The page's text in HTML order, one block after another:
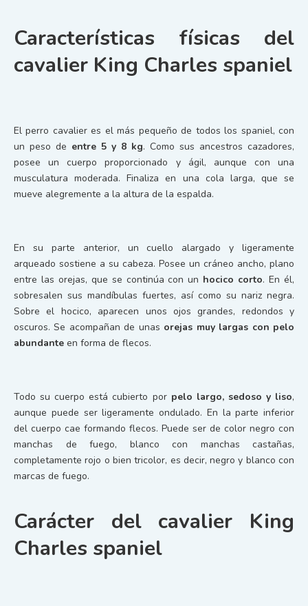
Características físicas del
cavalier King Charles spaniel
El perro cavalier es el más pequeño de todos los spaniel, con
un peso de entre 5 y 8 kg. Como sus ancestros cazadores,
posee un cuerpo proporcionado y ágil, aunque con una
musculatura moderada. Finaliza en una cola larga, que se
mueve alegremente a la altura de la espalda.
En su parte anterior, un cuello alargado y ligeramente
arqueado sostiene a su cabeza. Posee un cráneo ancho, plano
entre las orejas, que se continúa con un hocico corto. En él,
sobresalen sus mandíbulas fuertes, así como su nariz negra.
Sobre el hocico, aparecen unos ojos grandes, redondos y
oscuros. Se acompañan de unas orejas muy largas con pelo
abundante en forma de flecos.
Todo su cuerpo está cubierto porpelo largo, sedoso y liso,
aunque puede ser ligeramente ondulado. En la parte inferior
del cuerpo cae formando flecos. Puede ser de color negro con
manchas de fuego, blanco con manchas castañas,
completamente rojo o bien tricolor, es decir, negro y blanco con
marcas de fuego.
Carácter del cavalier King
Charles spaniel